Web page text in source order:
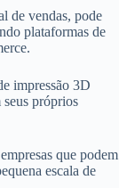
de vendas, pode
plataformas de
impressão 3D
próprios
que podem
escala de